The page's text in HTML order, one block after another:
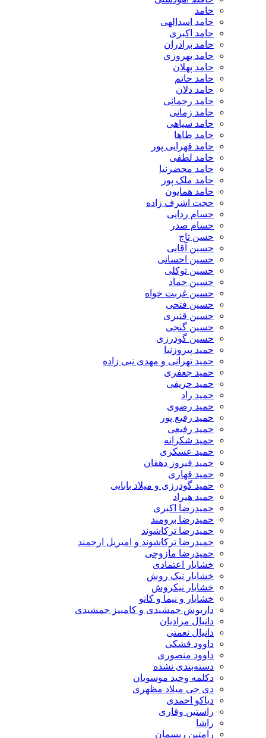
حامد
حامد اسدالهی
حامد اکبری
حامد برادران
حامد بهروزی
حامد پهلان
حامد حاتم
حامد دلان
حامد رحمانی
حامد زمانی
حامد سیاهی
حامد طاها
حامد قهرایی پور
حامد لطفی
حامد محضرنیا
حامد ملک پور
حامد همایون
حجت اشرف زاده
حسام ردایی
حسام صدر
حسن تاج
حسین آقایی
حسین احسانی
حسین توکلی
حسین حماد
حسین غربت خواه
حسین فتحی
حسین قنبری
حسین گنجی
حسین گودرزی
حمید پیروزنیا
حمید تهرانی و مهدی نبی زاده
حمید جعفری
حمید حریفی
حمید راد
حمید رضوی
حمید رفیع پور
حمید رفیعی
حمید شکرانه
حمید عسکری
حمید فیروز دهقان
حمید قهاری
حمید گودرزی و میلاد بابایی
حمید هیراد
حمیدرضا اکبری
حمیدرضا برومند
حمیدرضا ترکاشوند
حمیدرضا ترکاشوند و امیریل ارجمند
حمیدرضا مازوچی
خشایار اعتمادی
خشایار نیک روش
خشایار نیکروش
خشایار و نیما و کانو
داریوش جمشیدی و کامبیز جمشیدی
دانیال مرادیان
دانیال نعمتی
داوود فشکی
داوود منصوری
دسته‌بندی نشده
دکلمه وحید موسویان
دی جی میلاد مظهری
دیاکو احمدی
راستین وقاری
راشا
رامتین ریسمان